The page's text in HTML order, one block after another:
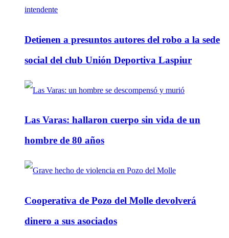
Detienen a presuntos autores del robo a la sede
social del club Unión Deportiva Laspiur
Las Varas: hallaron cuerpo sin vida de un
hombre de 80 años
Cooperativa de Pozo del Molle devolverá
dinero a sus asociados